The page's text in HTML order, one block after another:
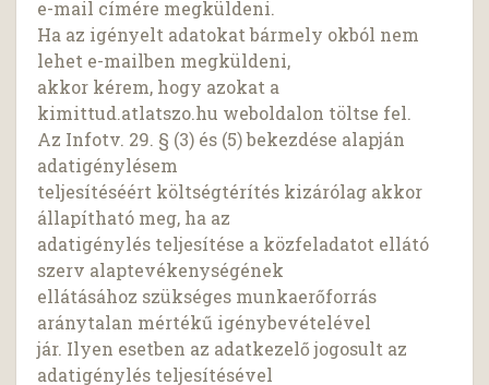
e-mail címére megküldeni.
Ha az igényelt adatokat bármely okból nem
lehet e-mailben megküldeni,
akkor kérem, hogy azokat a
kimittud.atlatszo.hu weboldalon töltse fel.
Az Infotv. 29. § (3) és (5) bekezdése alapján
adatigénylésem
teljesítéséért költségtérítés kizárólag akkor
állapítható meg, ha az
adatigénylés teljesítése a közfeladatot ellátó
szerv alaptevékenységének
ellátásához szükséges munkaerőforrás
aránytalan mértékű igénybevételével
jár. Ilyen esetben az adatkezelő jogosult az
adatigénylés teljesítésével